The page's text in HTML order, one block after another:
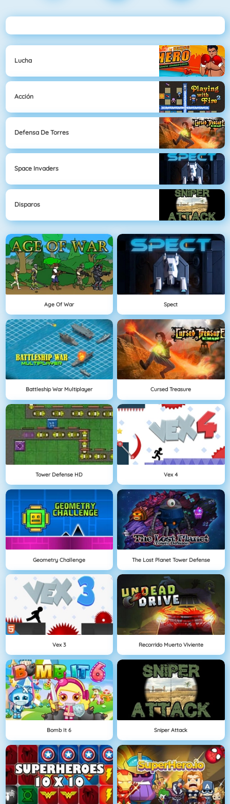
Lucha
Acción
Defensa De Torres
Space Invaders
Disparos
Age Of War Spect
Battleship War Multiplayer Cursed Treasure
Tower Defense HD Vex 4
Geometry Challenge The Lost Planet Tower Defense
Vex 3 Recorrido Muerto Viviente
Bomb It 6 Sniper Attack